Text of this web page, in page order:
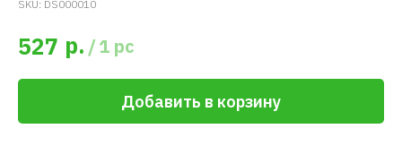
SKU: DS000010
527 р. /1 pc
Добавить в корзину